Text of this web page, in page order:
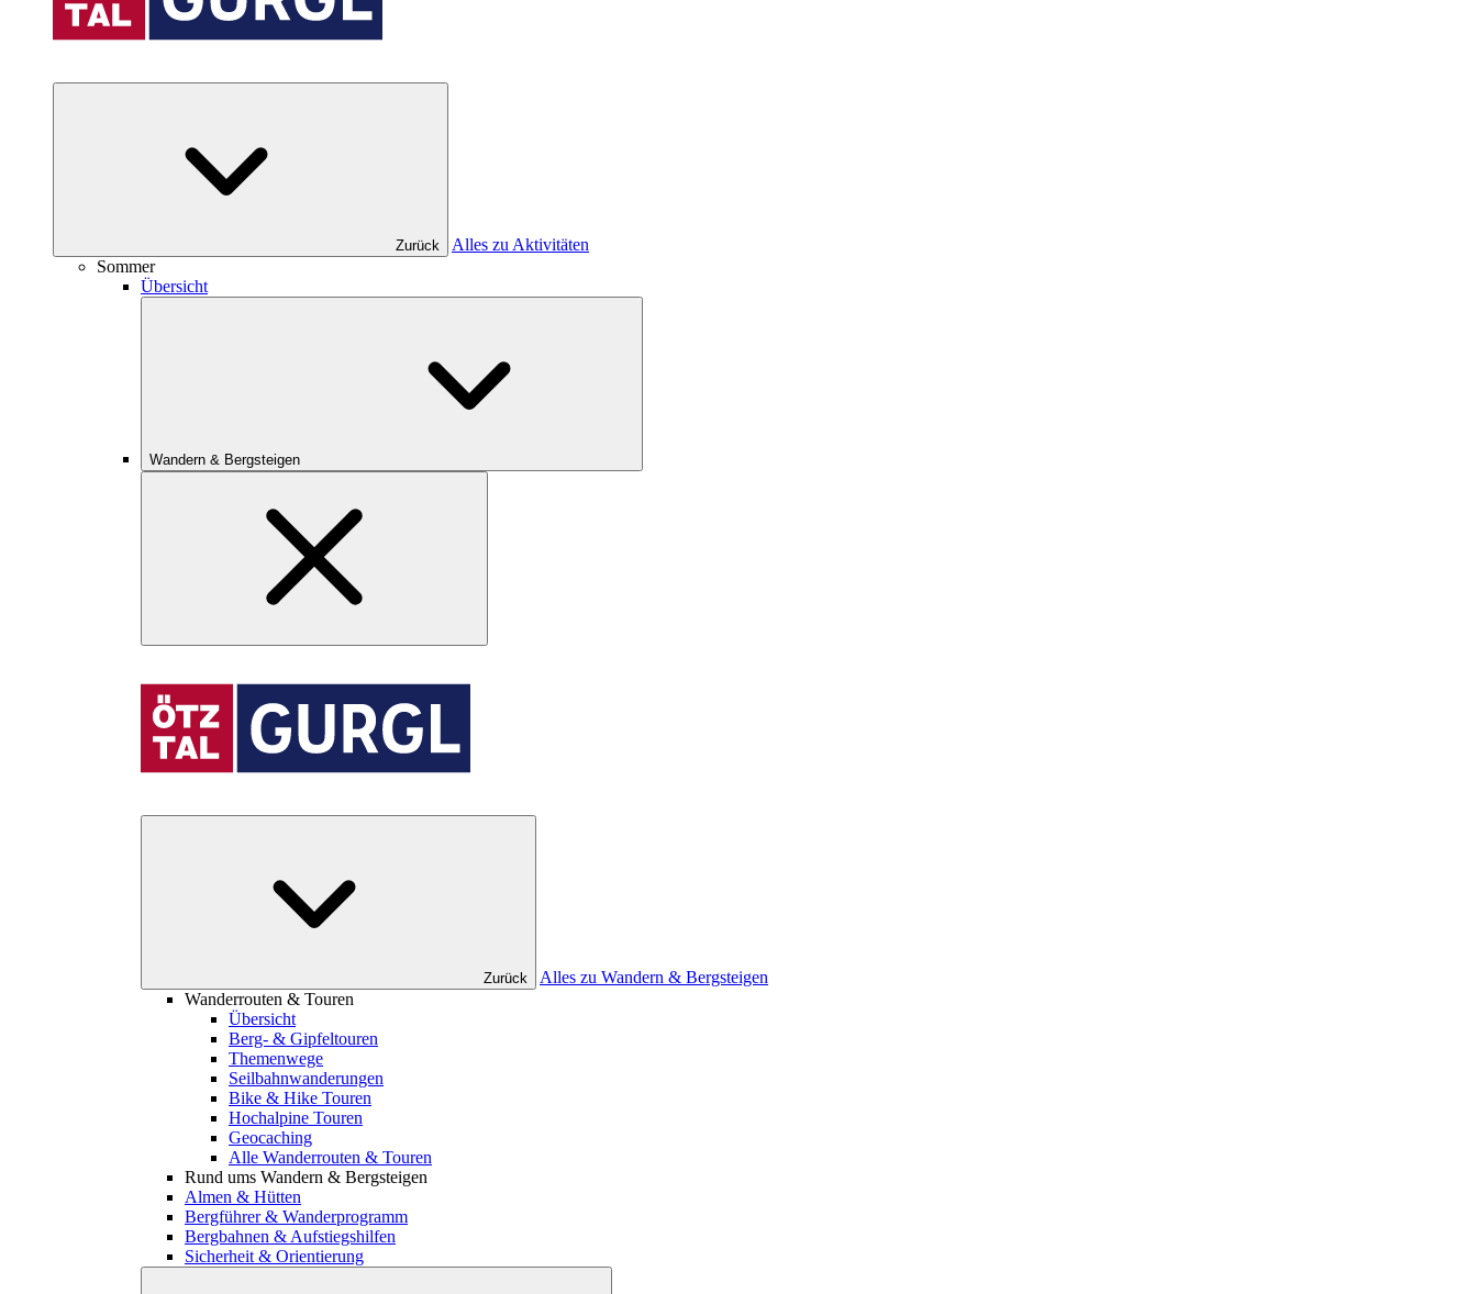
Zurück
Alles zu Aktivitäten
Sommer
Übersicht
Wandern & Bergsteigen
Zurück
Alles zu Wandern & Bergsteigen
Wanderrouten & Touren
Übersicht
Berg- & Gipfeltouren
Themenwege
Seilbahnwanderungen
Bike & Hike Touren
Hochalpine Touren
Geocaching
Alle Wanderrouten & Touren
Rund ums Wandern & Bergsteigen
Almen & Hütten
Bergführer & Wanderprogramm
Bergbahnen & Aufstiegshilfen
Sicherheit & Orientierung